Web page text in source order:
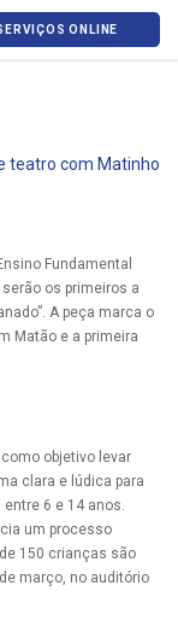
ONLINE
teatro com Matinho
Fundamental
os primeiros a
A peça marca o
Matão e a primeira
objetivo levar
clara e lúdica para
6 e 14 anos.
um processo
150 crianças são
março, no auditório